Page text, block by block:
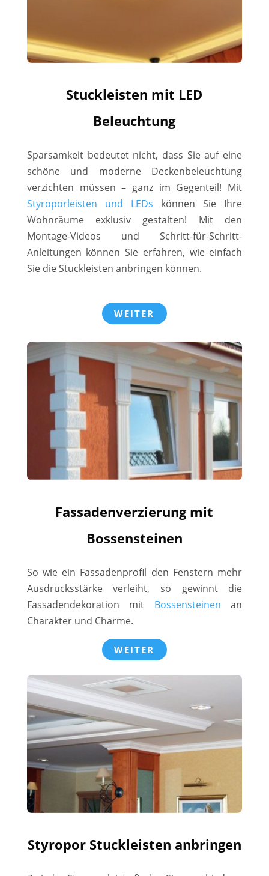
Stuckleisten mit LED
Beleuchtung
Sparsamkeit bedeutet nicht, dass Sie auf eine
schöne und moderne Deckenbeleuchtung
verzichten müssen – ganz im Gegenteil! Mit
Styroporleisten und LEDs können Sie Ihre
Wohnräume exklusiv gestalten! Mit den
Montage-Videos und Schritt-für-Schritt-
Anleitungen können Sie erfahren, wie einfach
Sie die Stuckleisten anbringen können.
WEITER
Fassadenverzierung mit
Bossensteinen
So wie ein Fassadenprofil den Fenstern mehr
Ausdrucksstärke verleiht, so gewinnt die
Fassadendekoration mit Bossensteinen an
Charakter und Charme.
WEITER
Styropor Stuckleisten anbringen